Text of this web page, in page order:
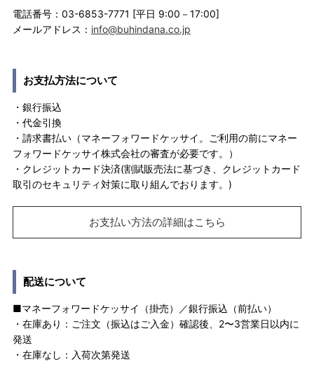
電話番号：03-6853-7771 [平日 9:00－17:00]
メールアドレス： info@buhindana.co.jp
お支払方法について
・銀行振込
・代金引換
・請求書払い（マネーフォワードケッサイ。ご利用の前にマネー
フォワードケッサイ株式会社の審査が必要です。）
・クレジットカード決済(割賦販売法に基づき、クレジットカード
取引のセキュリティ対策に取り組んでおります。)
お支払い方法の詳細はこちら
配送について
■マネーフォワードケッサイ（掛売）／銀行振込（前払い）
・在庫あり：ご注文（振込はご入金）確認後、2〜3営業日以内に
発送
・在庫なし：入荷次第発送